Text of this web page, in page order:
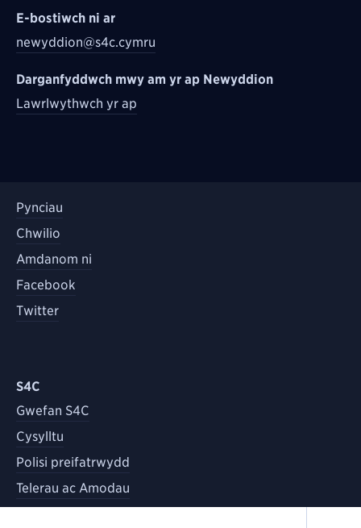
E-bostiwch ni ar
newyddion@s4c.cymru
Darganfyddwch mwy am yr ap Newyddion
Lawrlwythwch yr ap
Pynciau
Chwilio
Amdanom ni
Facebook
Twitter
S4C
Gwefan S4C
Cysylltu
Polisi preifatrwydd
Telerau ac Amodau